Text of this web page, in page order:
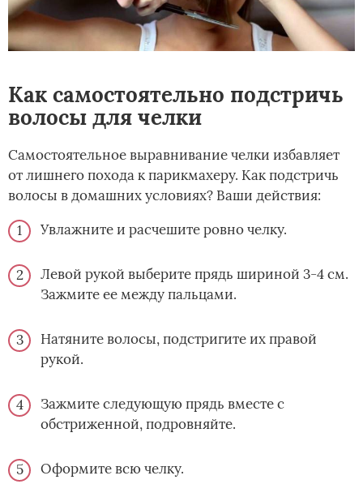
Как самостоятельно подстричь
волосы для челки
Самостоятельное выравнивание челки избавляет
от лишнего похода к парикмахеру. Как подстричь
волосы в домашних условиях? Ваши действия:
Увлажните и расчешите ровно челку.
Левой рукой выберите прядь шириной 3-4 см.
Зажмите ее между пальцами.
Натяните волосы, подстригите их правой
рукой.
Зажмите следующую прядь вместе с
обстриженной, подровняйте.
Оформите всю челку.